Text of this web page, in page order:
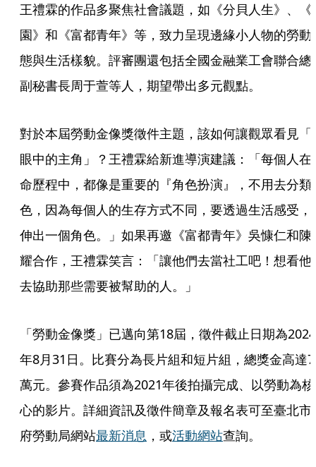
王禮霖的作品多聚焦社會議題，如《分貝人生》、《
園》和《富都青年》等，致力呈現邊緣小人物的勞動
態與生活樣貌。評審團還包括全國金融業工會聯合總
副秘書長周于萱等人，期望帶出多元觀點。
對於本屆勞動金像獎徵件主題，該如何讓觀眾看見「
眼中的主角」？王禮霖給新進導演建議：「每個人在
命歷程中，都像是重要的『角色扮演』，不用去分類
色，因為每個人的生存方式不同，要透過生活感受，
伸出一個角色。」如果再邀《富都青年》吳慷仁和陳
耀合作，王禮霖笑言：「讓他們去當社工吧！想看他
去協助那些需要被幫助的人。」
「勞動金像獎」已邁向第18屆，徵件截止日期為2024
年8月31日。比賽分為長片組和短片組，總獎金高達
萬元。參賽作品須為2021年後拍攝完成、以勞動為核
心的影片。詳細資訊及徵件簡章及報名表可至臺北市
府勞動局網站最新消息 ，或活動網站查詢。